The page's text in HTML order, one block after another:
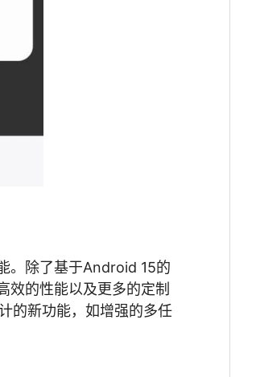
。除了基于Android 15的
效的性能以及更多的定制
的新功能，如增强的多任